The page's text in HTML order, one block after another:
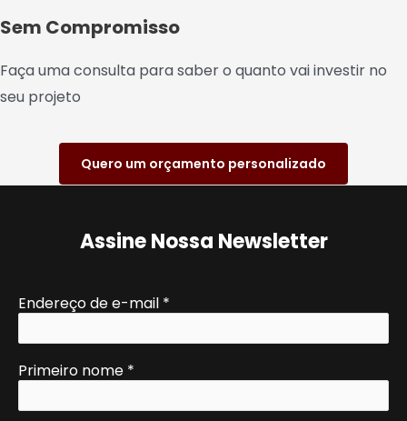
Sem Compromisso
Faça uma consulta para saber o quanto vai investir no
seu projeto
Quero um orçamento personalizado
Assine Nossa Newsletter
Endereço de e-mail *
Primeiro nome *